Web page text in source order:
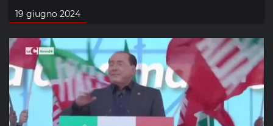
19 giugno 2024